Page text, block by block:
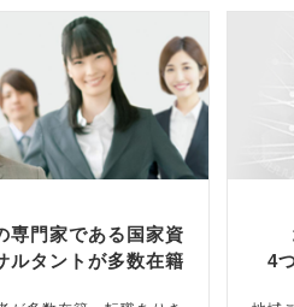
専門家である国家資
ルタントが多数在籍
4